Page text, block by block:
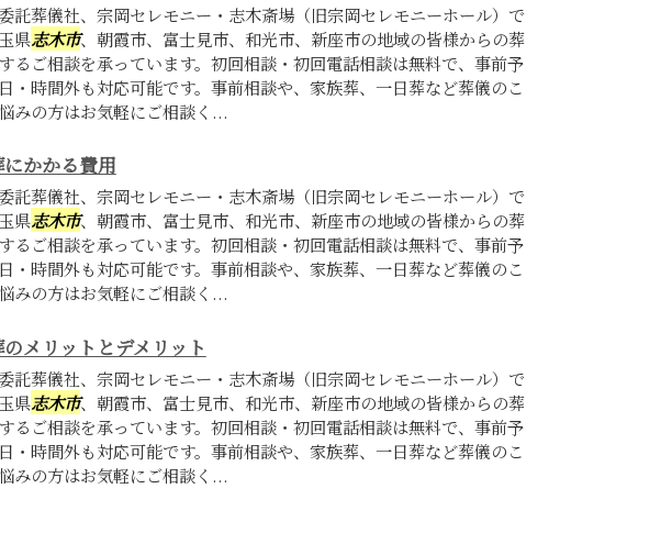
託葬儀社、宗岡セレモニー・志木斎場（旧宗岡セレモニーホール）で
県志木市、朝霞市、富士見市、和光市、新座市の地域の皆様からの葬
るご相談を承っています。初回相談・初回電話相談は無料で、事前予
・時間外も対応可能です。事前相談や、家族葬、一日葬など葬儀のこ
みの方はお気軽にご相談く...
かかる費用
託葬儀社、宗岡セレモニー・志木斎場（旧宗岡セレモニーホール）で
県志木市、朝霞市、富士見市、和光市、新座市の地域の皆様からの葬
るご相談を承っています。初回相談・初回電話相談は無料で、事前予
・時間外も対応可能です。事前相談や、家族葬、一日葬など葬儀のこ
みの方はお気軽にご相談く...
メリットとデメリット
託葬儀社、宗岡セレモニー・志木斎場（旧宗岡セレモニーホール）で
県志木市、朝霞市、富士見市、和光市、新座市の地域の皆様からの葬
るご相談を承っています。初回相談・初回電話相談は無料で、事前予
・時間外も対応可能です。事前相談や、家族葬、一日葬など葬儀のこ
みの方はお気軽にご相談く...